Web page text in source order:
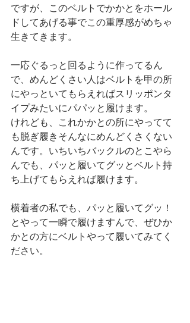
ですが、このベルトでかかとをホール
ドしてあげる事でこの重厚感がめちゃ
生きてきます。
一応ぐるっと回るように作ってるん
で、めんどくさい人はベルトを甲の所
にやっといてもらえればスリッポンタ
イプみたいにパパッと履けます。
けれども、これかかとの所にやってて
も脱ぎ履きそんなにめんどくさくない
んです。いちいちバックルのとこやら
んでも、パッと履いてグッとベルト持
ち上げてもらえれば履けます。
横着者の私でも、パッと履いてグッ！
とやって一瞬で履けますんで、ぜひか
かとの方にベルトやって履いてみてく
ださい。